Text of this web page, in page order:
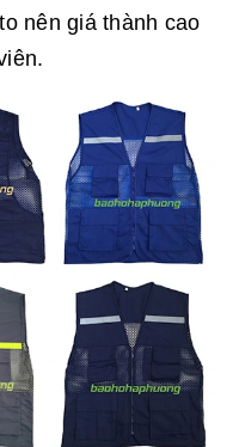
nên giá thành cao